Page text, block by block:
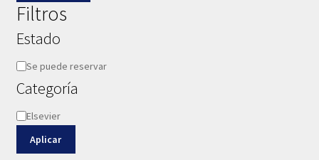
Filtros
Estado
Disponibilidad
Se puede reservar
Categoría
Categoría
Elsevier
Aplicar